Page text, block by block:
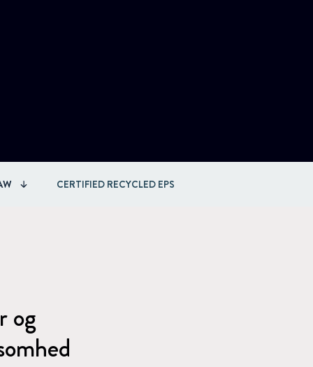
CERTIFIED RECYCLED EPS
og